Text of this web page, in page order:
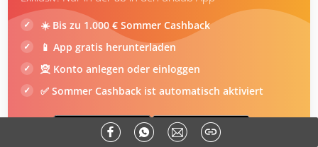
Reiseangebote für Johannesburg
DEIN SOMMER ZAHLT SICH AUS
Exklusiv: Nur in der ab in den urlaub App